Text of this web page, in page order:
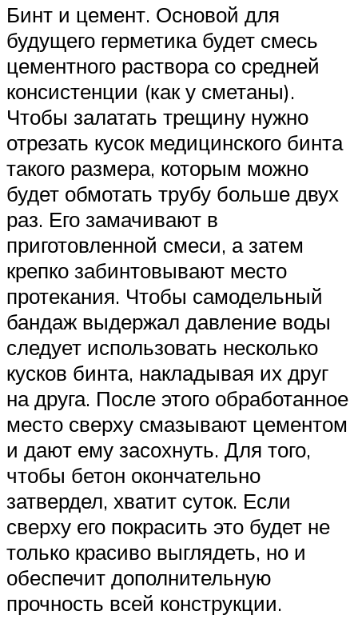
Бинт и цемент. Основой для
будущего герметика будет смесь
цементного раствора со средней
консистенции (как у сметаны).
Чтобы залатать трещину нужно
отрезать кусок медицинского бинта
такого размера, которым можно
будет обмотать трубу больше двух
раз. Его замачивают в
приготовленной смеси, а затем
крепко забинтовывают место
протекания. Чтобы самодельный
бандаж выдержал давление воды
следует использовать несколько
кусков бинта, накладывая их друг
на друга. После этого обработанное
место сверху смазывают цементом
и дают ему засохнуть. Для того,
чтобы бетон окончательно
затвердел, хватит суток. Если
сверху его покрасить это будет не
только красиво выглядеть, но и
обеспечит дополнительную
прочность всей конструкции.